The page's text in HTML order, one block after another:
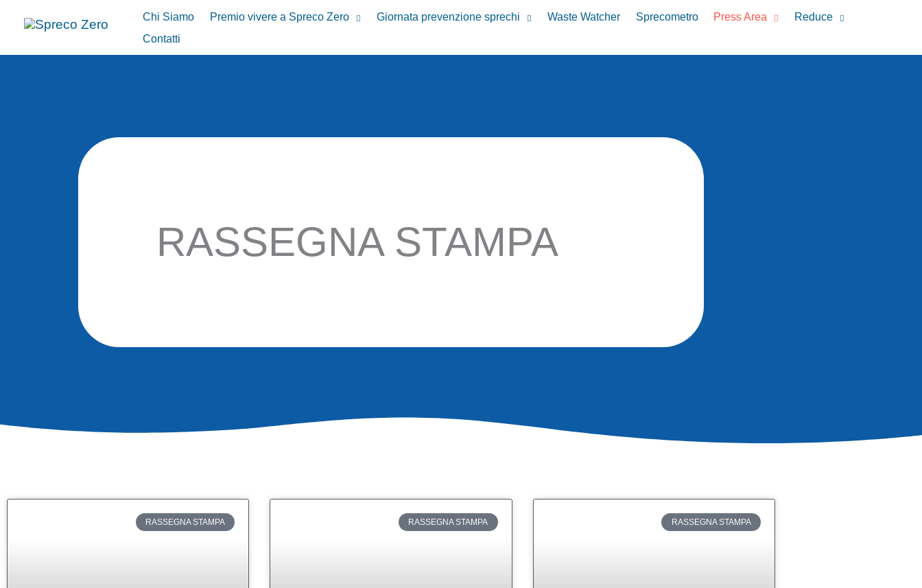
contenuto
Chi Siamo Premio vivere a Spreco Zero Giornata prevenzione sprechi Waste Watcher Sprecometro Press Area
Reduce
Contatti
RASSEGNA STAMPA
RASSEGNA STAMPA RASSEGNA STAMPA RASSEGNA STAMPA
PaginaPagina
Pagina
Pagina